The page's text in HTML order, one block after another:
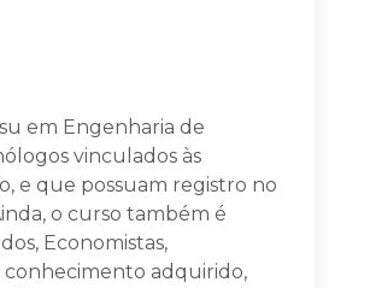
em Engenharia de
vinculados às
e que possuam registro no
o curso também é
Economistas,
conhecimento adquirido,